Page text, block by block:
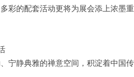
彩的配套活动更将为展会添上浓
宁静典雅的禅意空间，积淀着中国